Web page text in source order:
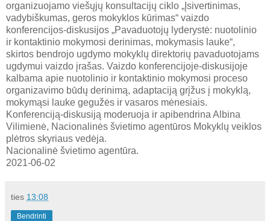
organizuojamo viešųjų konsultacijų ciklo „Įsivertinimas,
vadybiškumas, geros mokyklos kūrimas“ vaizdo
konferencijos-diskusijos „Pavaduotojų lyderystė: nuotolinio
ir kontaktinio mokymosi derinimas, mokymasis lauke“,
skirtos bendrojo ugdymo mokyklų direktorių pavaduotojams
ugdymui vaizdo įrašas. Vaizdo konferencijoje-diskusijoje
kalbama apie nuotolinio ir kontaktinio mokymosi proceso
organizavimo būdų derinimą, adaptaciją grįžus į mokyklą,
mokymąsi lauke gegužės ir vasaros mėnesiais.
Konferenciją-diskusiją moderuoja ir apibendrina Albina
Vilimienė, Nacionalinės švietimo agentūros Mokyklų veiklos
plėtros skyriaus vedėja.
Nacionalinė švietimo agentūra.
2021-06-02
ties 13:08
Bendrinti